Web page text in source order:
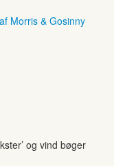
Morris & Gosinny
og vind bøger